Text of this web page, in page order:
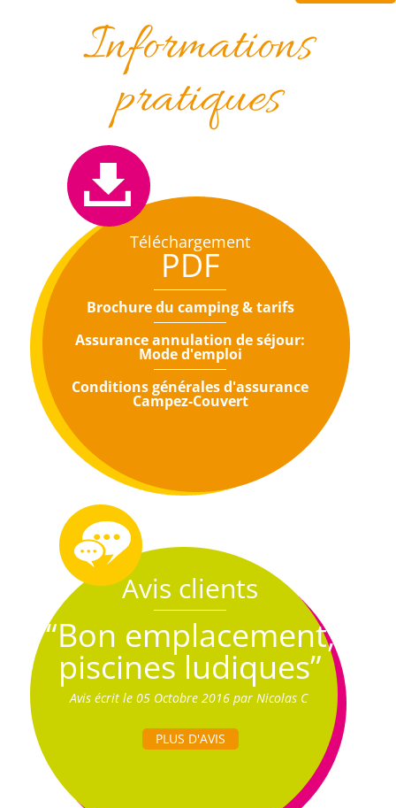
Informations
pratiques
Téléchargement
PDF
Brochure du camping & tarifs
Assurance annulation de séjour:
Mode d'emploi
Conditions générales d'assurance
Campez-Couvert
Avis clients
“Bon emplacement,
piscines ludiques”
Avis écrit le 05 Octobre 2016 par Nicolas C
PLUS D'AVIS